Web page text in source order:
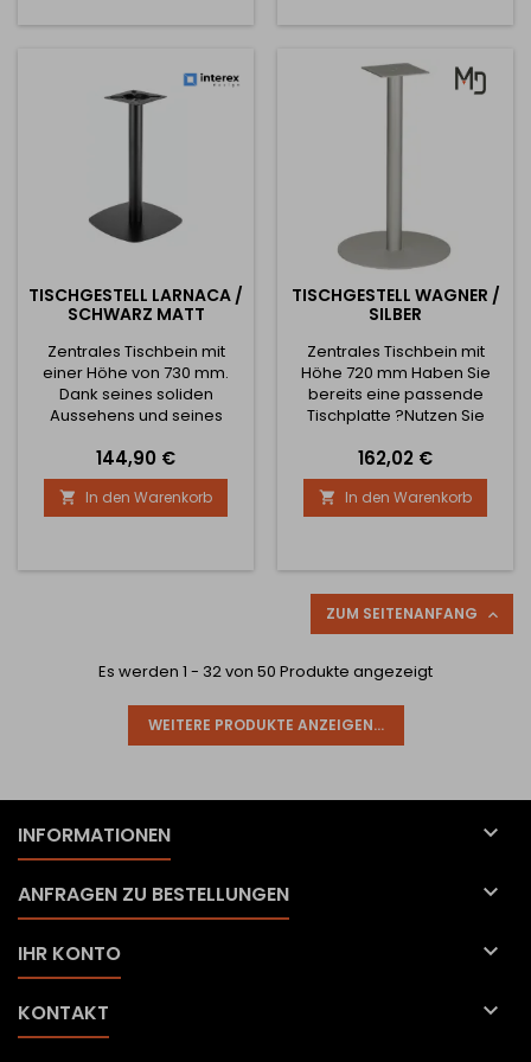
Büros und Haushalte.
Sitzen) oder 1100 mm
(Barsitzen). Die robuste
Die massive runde Basis
Stabilität, während die
Stahl-Säule mit einem
TISCHGESTELL LARNACA /
SCHWARZ MATT
Zentrales Tischbein mit
einer Höhe von 730 mm.
Dank seines soliden
Aussehens und seines
eine Tischplatte mit den
Maßen 800 x 800 mm
tragen und gewährleistet
die Stabilität des Tisches.
unteren Fußes betragen
Preis
144,90 €
 In den Warenkorb
TISCHGESTELL WAGNER /
SILBER
Zentrales Tischbein mit
Höhe 720 mm Haben Sie
bereits eine passende
Tischplatte ?Nutzen Sie
und wir liefern Ihnen
zusammen mit den
Tischbeinen eine
Tischplatte aus
oder anderem
Ihnen gewünschten Maßen
zu einem unschlagbaren
unschlagbaren Qualität
Preis
162,02 €
 In den Warenkorb
ZUM SEITENANFANG 
Es werden 1 - 32 von 50 Produkte angezeigt
WEITERE PRODUKTE ANZEIGEN...
INFORMATIONEN 
ANFRAGEN ZU BESTELLUNGEN 
IHR KONTO 
KONTAKT 